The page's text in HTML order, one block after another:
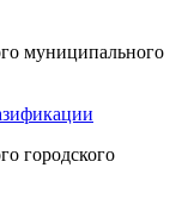
муниципального
городского